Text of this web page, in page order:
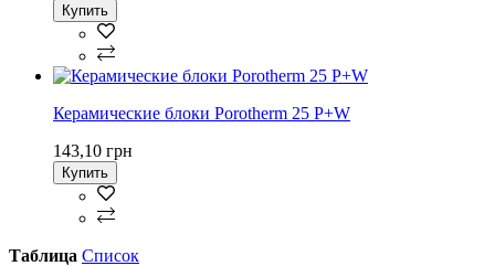
Купить
Керамические блоки Porotherm 25 P+W
143,10 грн
Купить
Таблица Список